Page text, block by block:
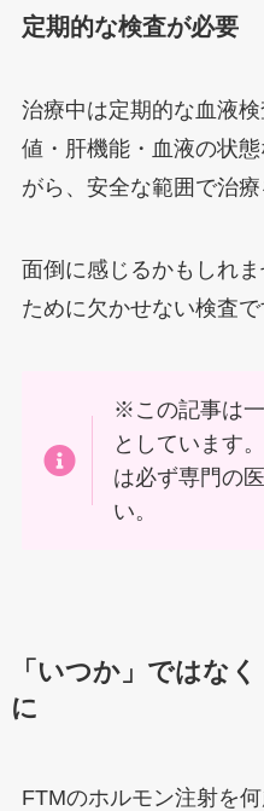
定期的な検査が必要
治療中は定期的な血液
値・肝機能・血液の状
がら、安全な範囲で治療
面倒に感じるかもしれ
ために欠かせない検査で
※この記事は
としています
は必ず専門の
い。
「いつか」ではな
に
FTMのホルモン注射を